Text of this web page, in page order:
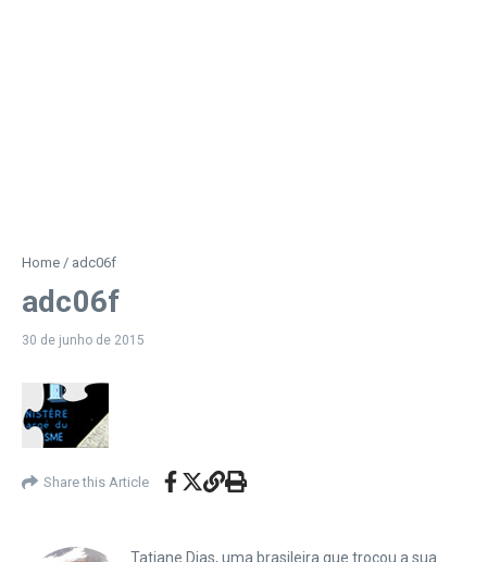
Home / adc06f
adc06f
30 de junho de 2015
Share this Article
Tatiane Dias, uma brasileira que trocou a sua